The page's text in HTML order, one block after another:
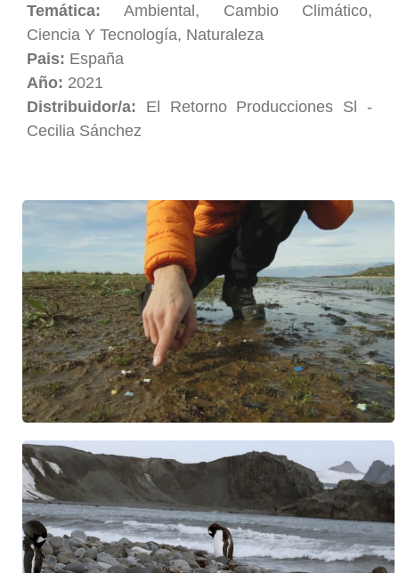
Temática:Ambiental, Cambio Climático,
Ciencia Y Tecnología, Naturaleza
Pais: España
Año: 2021
Distribuidor/a: El Retorno Producciones Sl -
Cecilia Sánchez